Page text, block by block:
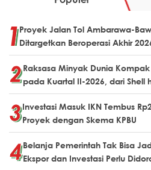
Proyek Jalan Tol Ambarawa-
Ditargetkan Beroperasi Akhir
Raksasa Minyak Dunia
pada Kuartal II-2026, dari Shell
Investasi Masuk IKN Tembus
Proyek dengan Skema KPBU
Belanja Pemerintah Tak Bisa
Ekspor dan Investasi Perlu